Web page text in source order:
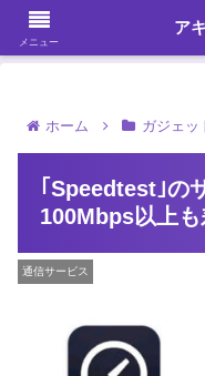
ガジェット・スマ
ホーム ガジェッ
｢Speedtest｣の
100Mbps以上も
通信サービス
メニュー
ア